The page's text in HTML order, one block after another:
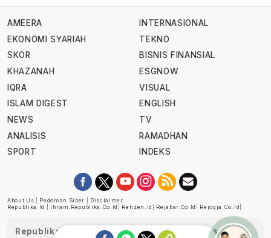
AMEERA
EKONOMI SYARIAH
SKOR
KHAZANAH
IQRA
ISLAM DIGEST
NEWS
ANALISIS
SPORT
INTERNASIONAL
TEKNO
BISNIS FINANSIAL
ESGNOW
VISUAL
ENGLISH
TV
RAMADHAN
INDEKS
About Us Pedoman Siber
Disclaimer
Republika.id
Ihram.republika.co.id Retizen.id Rejabar.co.id Rejogja.co.id
Republika telah diverifikasi oleh Dewan Pers